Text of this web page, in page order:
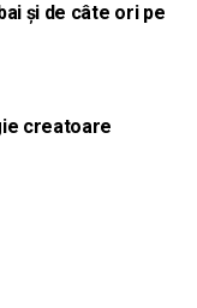
și de câte ori pe
creatoare